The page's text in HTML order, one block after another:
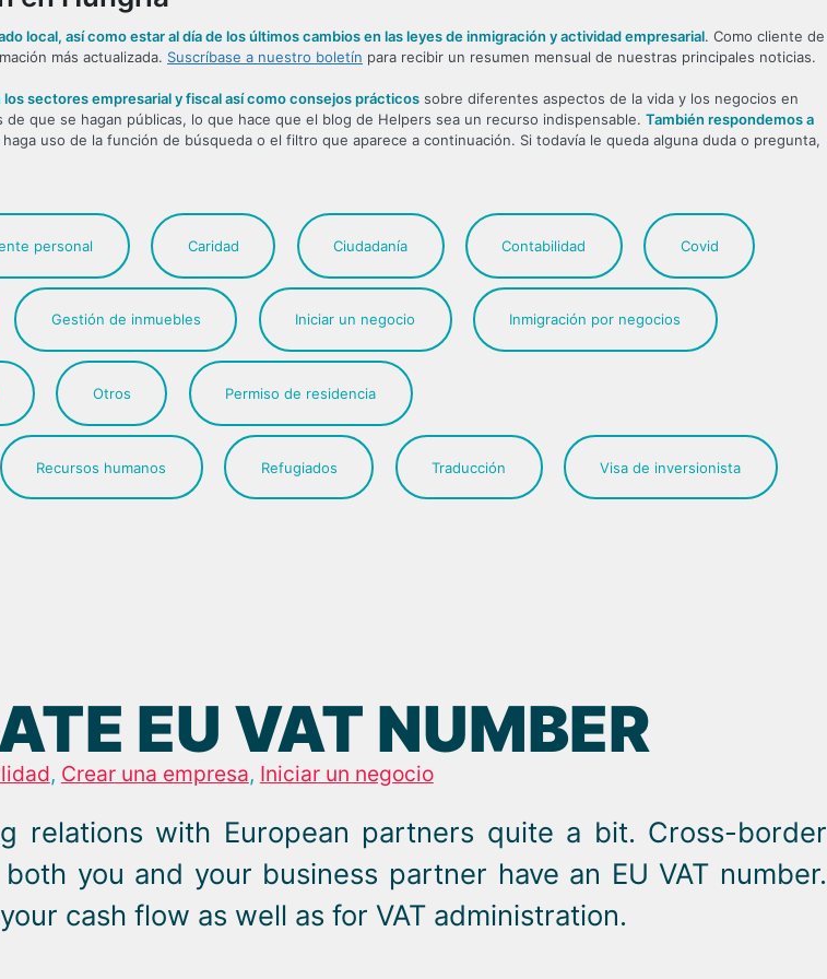
local, así como estar al día de los últimos cambios en las leyes de inmigración y actividad empresarial. Como cliente de
más actualizada. Suscríbase a nuestro boletín para recibir un resumen mensual de nuestras principales noticias.
sectores empresarial y fiscal así como consejos prácticos sobre diferentes aspectos de la vida y los negocios en
que se hagan públicas, lo que hace que el blog de Helpers sea un recurso indispensable. También respondemos a
uso de la función de búsqueda o el filtro que aparece a continuación. Si todavía le queda alguna duda o pregunta,
personal Caridad Ciudadanía Contabilidad Covid
Gestión de inmuebles Iniciar un negocio Inmigración por negocios
Otros Permiso de residencia
Recursos humanos Refugiados Traducción Visa de inversionista
EU VAT NUMBER
, Crear una empresa, Iniciar un negocio
relations with European partners quite a bit. Cross-border
you and your business partner have an EU VAT number.
cash flow as well as for VAT administration.